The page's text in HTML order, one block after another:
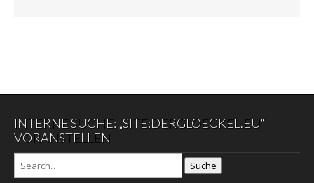
INTERNE SUCHE: „SITE:DERGLOECKEL.EU“
VORANSTELLEN
Suche